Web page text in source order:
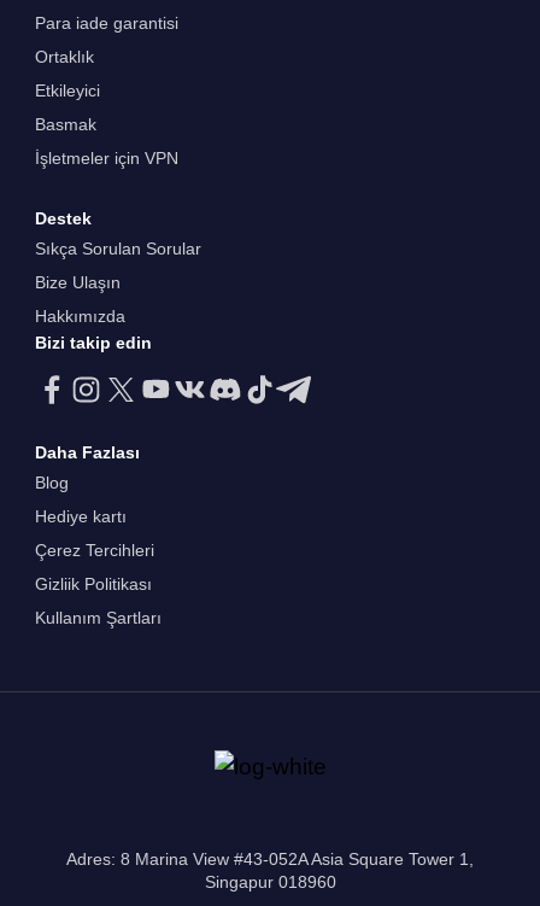
Para iade garantisi
Ortaklık
Etkileyici
Basmak
İşletmeler için VPN
Destek
Sıkça Sorulan Sorular
Bize Ulaşın
Hakkımızda
Bizi takip edin
Daha Fazlası
Blog
Hediye kartı
Çerez Tercihleri
Gizliik Politikası
Kullanım Şartları
Adres: 8 Marina View #43-052A Asia Square Tower 1,
Singapur 018960